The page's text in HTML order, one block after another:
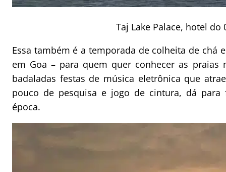
Taj Lake Palace, hotel do
Essa também é a temporada de colheita de chá
em Goa – para quem quer conhecer as
badaladas festas de música eletrônica que
pouco de pesquisa e jogo de cintura, dá para
época.